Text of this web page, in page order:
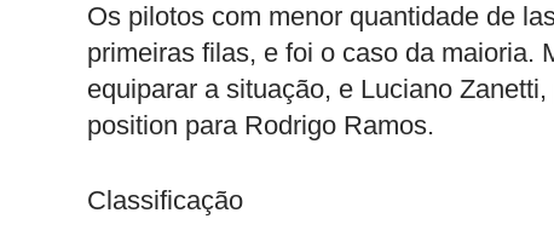
Os pilotos com menor quantidade de
primeiras filas, e foi o caso da maioria.
equiparar a situação, e Luciano
position para Rodrigo Ramos.
Classificação